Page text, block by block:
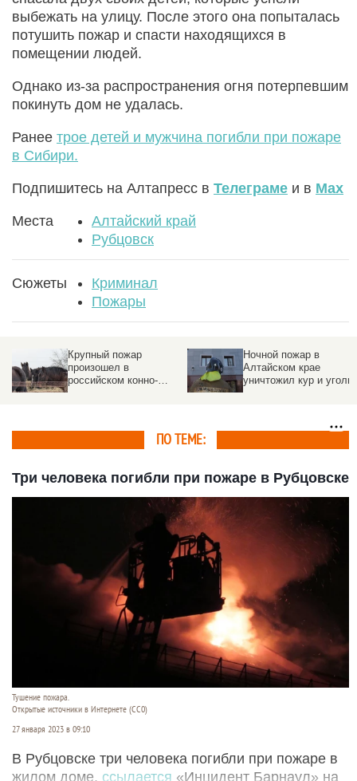
выбежать на улицу. После этого она попыталась
потушить пожар и спасти находящихся в
помещении людей.
Однако из-за распространения огня потерпевшим
покинуть дом не удалась.
Ранее трое детей и мужчина погибли при пожаре
в Сибири.
Подпишитесь на Алтапресс в Телеграме и в Max
Места
Алтайский край
Рубцовск
Сюжеты
Криминал
Пожары
Крупный пожар
произошел в
российском конно-
Ночной пожар в
Алтайском крае
уничтожил кур и уголь
ПО ТЕМЕ:
Три человека погибли при пожаре в Рубцовске
Тушение пожара.
Открытые источники в Интернете (СС0)
27 января 2023 в 09:10
В Рубцовске три человека погибли при пожаре в
жилом доме, ссылается «Инцидент Барнаул» на